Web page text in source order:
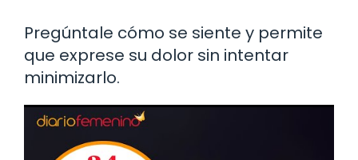
Pregúntale cómo se siente y permite
que exprese su dolor sin intentar
minimizarlo.